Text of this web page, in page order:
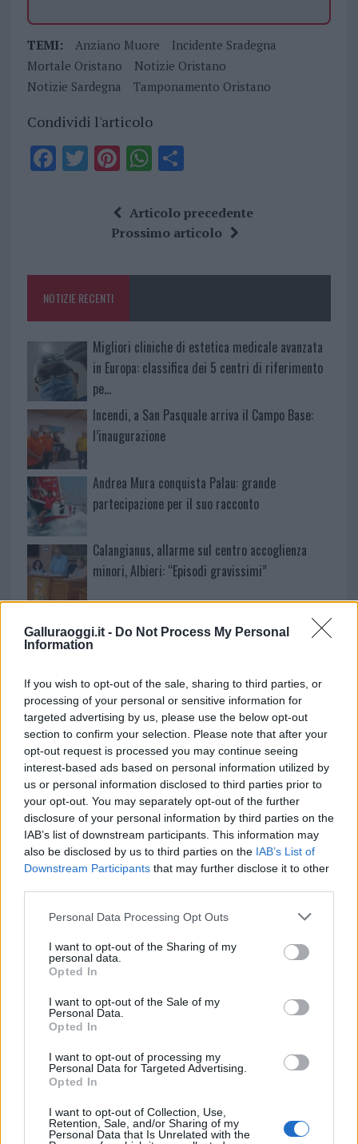
Galluraoggi.it - Do Not Process My Personal
Information
If you wish to opt-out of the sale, sharing to third parties, or
processing of your personal or sensitive information for
targeted advertising by us, please use the below opt-out
section to confirm your selection. Please note that after your
opt-out request is processed you may continue seeing
interest-based ads based on personal information utilized by
us or personal information disclosed to third parties prior to
your opt-out. You may separately opt-out of the further
disclosure of your personal information by third parties on the
IAB’s list of downstream participants. This information may
also be disclosed by us to third parties on the IAB’s List of
Downstream Participants that may further disclose it to other
Please note that this website/app uses one or more Google
not limited to your visit or usage behaviour. You may click to
grant or deny consent to Google and its third-party tags to
use your data for below specified purposes in below Google
consent section.
Personal Data Processing Opt Outs
I want to opt-out of the Sharing of my
personal data.
Opted In
I want to opt-out of the Sale of my
Personal Data.
Opted In
I want to opt-out of processing my
Personal Data for Targeted Advertising.
Opted In
I want to opt-out of Collection, Use,
Retention, Sale, and/or Sharing of my
Personal Data that Is Unrelated with the
TEMI: Anziano Muore
Incidente Sradegna
Mortale Oristano
Notizie Oristano
Notizie Sardegna
Tamponamento Oristano
Condividi l'articolo
F
o
k
T Pi
te
re
W
at
s
p
S
a
re
Articolo precedente
Prossimo articolo
NOTIZIE RECENTI
Migliori cliniche di estetica medicale avanzata
in Europa: classifica dei 5 centri di riferimento
pe…
Incendi, a San Pasquale arriva il Campo Base:
l’inaugurazione
Andrea Mura conquista Palau: grande
partecipazione per il suo racconto
Calangianus, allarme sul centro accoglienza
minori, Albieri: “Episodi gravissimi”
Gallura, finti clienti svuotano le suite: furto da
50mila nel resort
Meteo Olbia 7 agosto, sole e caldo tornano
protagonisti
Test tunnel Olbia: rampe chiuse ancora fino a
fine agosto
NECROLOGIE
Mario Malu